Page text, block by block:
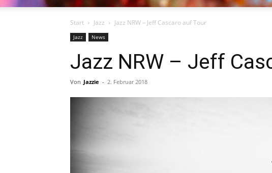
Start Jazz Jazz NRW – Jeff Cascaro auf Tour
Jazz News
Jazz NRW – Jeff
Von Jazzie - 2. Februar 2018